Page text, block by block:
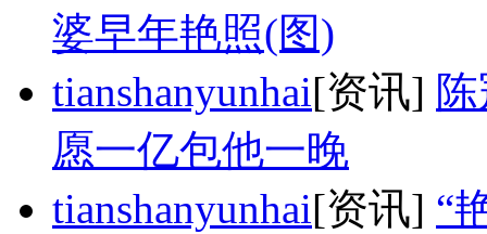
婆早年艳照(图)
tianshanyunhai[资讯]
愿一亿包他一晚
tianshanyunhai[资讯] “